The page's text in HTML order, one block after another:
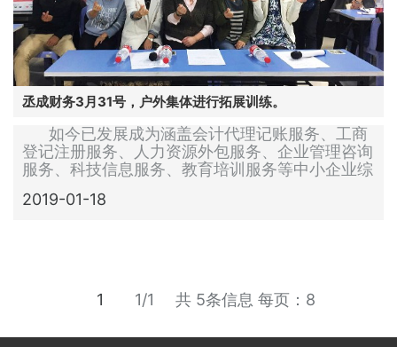
丞成财务3月31号，户外集体进行拓展训练。
如今已发展成为涵盖会计代理记账服务、工商
登记注册服务、人力资源外包服务、企业管理咨询
服务、科技信息服务、教育培训服务等中小企业综
2019-01-18
1 1/1 每页：8
共 5条信息